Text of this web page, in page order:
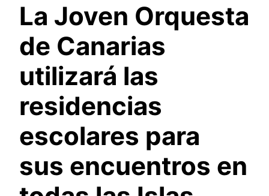
La Joven Orquesta
de Canarias
utilizará las
residencias
escolares para
sus encuentros en